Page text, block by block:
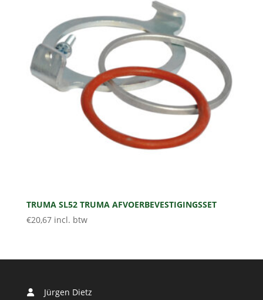
TRUMA SL52 TRUMA AFVOERBEVESTIGINGSSET
€20,67 incl. btw
Jürgen Dietz